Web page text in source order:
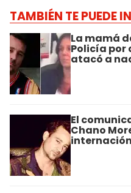
TAMBIÉN TE PUEDE
La mamá
Policía por
atacó a
El
Chano
internación